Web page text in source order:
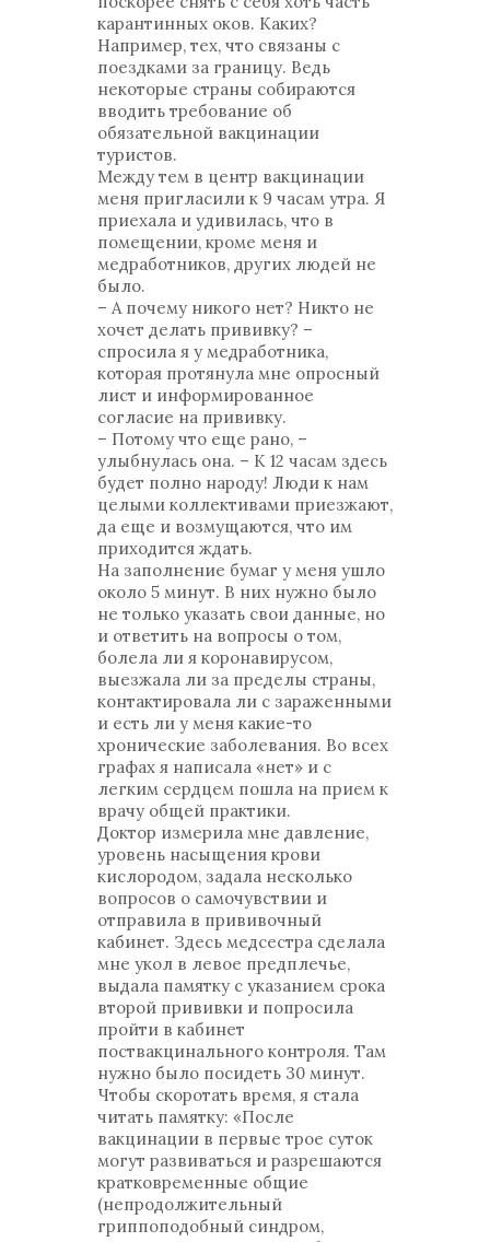
карантинных оков. Каких?
Например, тех, что связаны с
поездками за границу. Ведь
некоторые страны собираются
вводить требование об
обязательной вакцинации
туристов.
Между тем в центр вакцинации
меня пригласили к 9 часам утра. Я
приехала и удивилась, что в
помещении, кроме меня и
медработников, других людей не
было.
– А почему никого нет? Никто не
хочет делать прививку? –
спросила я у медработника,
которая протянула мне опросный
лист и информированное
согласие на прививку.
– Потому что еще рано, –
улыбнулась она. – К 12 часам здесь
будет полно народу! Люди к нам
целыми коллективами приезжают,
да еще и возмущаются, что им
приходится ждать.
На заполнение бумаг у меня ушло
около 5 минут. В них нужно было
не только указать свои данные, но
и ответить на вопросы о том,
болела ли я коронавирусом,
выезжала ли за пределы страны,
контактировала ли с зараженными
и есть ли у меня какие-то
хронические заболевания. Во всех
графах я написала «нет» и с
легким сердцем пошла на прием к
врачу общей практики.
Доктор измерила мне давление,
уровень насыщения крови
кислородом, задала несколько
вопросов о самочувствии и
отправила в прививочный
кабинет. Здесь медсестра сделала
мне укол в левое предплечье,
выдала памятку с указанием срока
второй прививки и попросила
пройти в кабинет
поствакцинального контроля. Там
нужно было посидеть 30 минут.
Чтобы скоротать время, я стала
читать памятку: «После
вакцинации в первые трое суток
могут развиваться и разрешаются
кратковременные общие
(непродолжительный
гриппоподобный синдром,